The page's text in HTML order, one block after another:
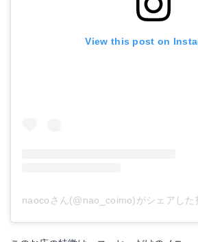
View this post on
naocoさん(@nao_coimo)がシェアした